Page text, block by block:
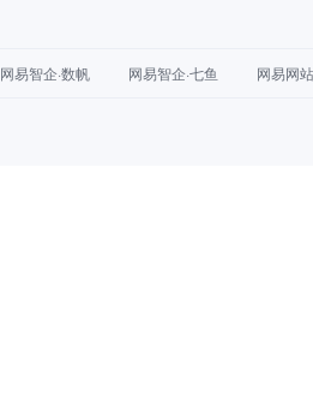
网易智企·数帆 网易智企·七鱼 网易网